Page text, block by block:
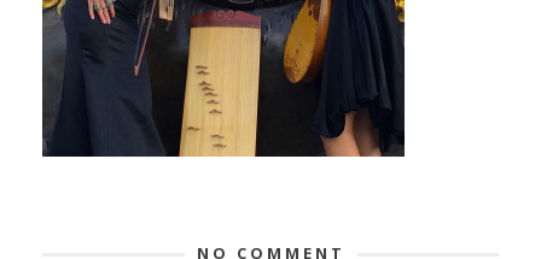
NO COMMENT